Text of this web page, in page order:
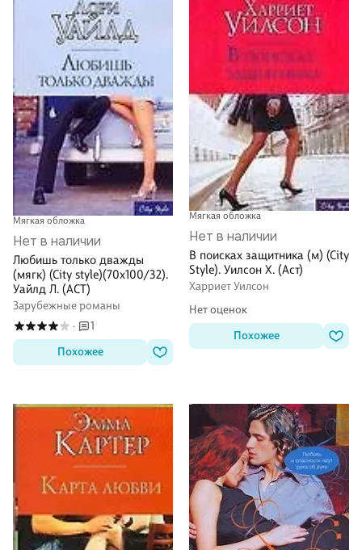
Мягкая обложка
Нет в наличии
Любишь только дважды
(мягк) (City style)(70х100/32).
Уайлд Л. (АСТ)
Зарубежные романы
·
1
Похожее
Мягкая обложка
Нет в наличии
В поисках защитника (м) (City
Style). Уилсон Х. (Аст)
Харриет Уилсон
Нет оценок
Похожее